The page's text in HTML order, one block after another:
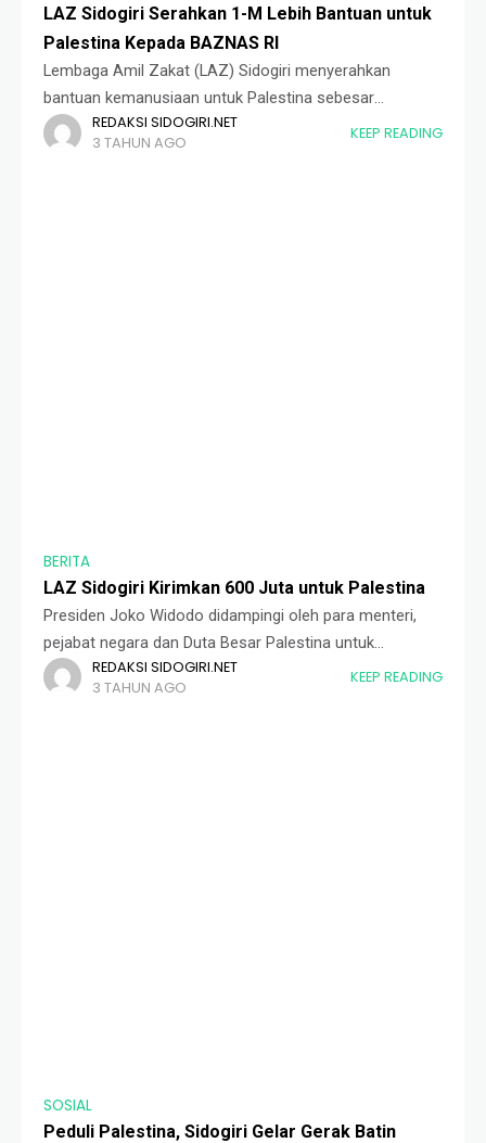
LAZ Sidogiri Serahkan 1-M Lebih Bantuan untuk
Palestina Kepada BAZNAS RI
Lembaga Amil Zakat (LAZ) Sidogiri menyerahkan
bantuan kemanusiaan untuk Palestina sebesar
Rp.1.063.700.000 kepada Badan Amil Zakat Nasional
(BAZNAS) RI. Turut hadir dalam penyerahan, Pengasuh
REDAKSI SIDOGIRI.NET
3 TAHUN AGO
KEEP READING
BERITA
LAZ Sidogiri Kirimkan 600 Juta untuk Palestina
Presiden Joko Widodo didampingi oleh para menteri,
pejabat negara dan Duta Besar Palestina untuk
Indonesia Zuhair Al-Shun melepas bantuan
kemanusiaan untuk Palestina, di Bandara Halim Perdana
REDAKSI SIDOGIRI.NET
3 TAHUN AGO
KEEP READING
SOSIAL
Peduli Palestina, Sidogiri Gelar Gerak Batin